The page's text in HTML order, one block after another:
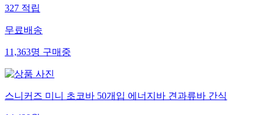
327적립
무료배송
11,363명구매중
스니커즈 미니 초코바 50개입 에너지바 견과류바 간식